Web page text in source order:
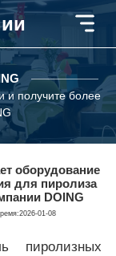
и получите более
оборудование
для пиролиза
DOING
01-08
пиролизных